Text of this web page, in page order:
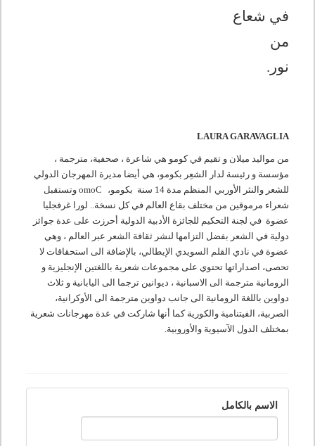
في شعاع
من
نور.
LAURA GARAVAGLIA
من مواليد ميلان و تقيم في كومو هي شاعرة ، صحفية، مترجمة ،
مؤسسة و رئيسة لدار الشعِر بكومو، هي أيضا مديرة المهرجان الدولي
للشعر والنثر الأوربي المنظم مدة 14 سنة بكومو، C
omo وتستقبل
شعراء مرموقين من مختلف بقاع العالم في كل نسخة.. لورا غرفجليا
عضوة في لجنة التحكيم للجائزة الأدبية الدولية أحرزت على عدة جوائز
دولية في الشعر بفضل التزامها لنشر ثقافة الشعر عبر العالم ، وهي
عضوة في نادي القلم السويدي الإيطالي، بالإضافة الى استحقاقات لا
تحصى، اصداراتها تحتوي على مجموعات شعرية باللغتين الإنجليزية و
الرومانية مترجمة الى الاسبانية ، ديوانين ترجما الى اليابانية و ثلاث
دواوين باللغة الرومانية الى جانب دواوين مترجمة الى الأوكرانية،
الصربية، الفيتنامية والكورية كما أنها شاركت في عدة مهرجانات شعرية
بمختلف الدول الآسيوية والأوروبية.
الاسم بالكامل